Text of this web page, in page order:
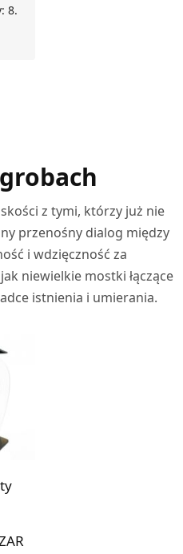
8.
z tymi, którzy już nie
przenośny dialog między
i wdzięczność za
niewielkie mostki łączące
istnienia i umierania.